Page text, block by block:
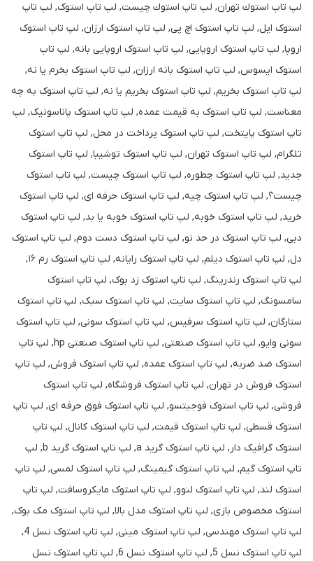
لپ تاپ استوك تهران, لپ تاپ استوك چيست, لپ تاپ استوک, لپ تاپ
استوک اپل, لپ تاپ استوک اچ پی, لپ تاپ استوک ارزان, لپ تاپ استوک
اروپا, لپ تاپ استوک اروپایی, لپ تاپ استوک اروپایی بانه, لپ تاپ
استوک ایسوس, لپ تاپ استوک بانه ارزان, لپ تاپ استوک بخرم یا نه,
لپ تاپ استوک بخریم, لپ تاپ استوک بخریم یا نه, لپ تاپ استوک به چه
معناست, لپ تاپ استوک به قیمت عمده, لپ تاپ استوک پاناسونیک, لپ
تاپ استوک پایتخت, لپ تاپ استوک پرداخت در محل, لپ تاپ استوک
تلگرام, لپ تاپ استوک تهران, لپ تاپ استوک توشیبا, لپ تاپ استوک
جدید, لپ تاپ استوک چطوره, لپ تاپ استوک چیست, لپ تاپ استوک
چیست؟, لپ تاپ استوک چیه, لپ تاپ استوک حرفه ای, لپ تاپ استوک
خرید, لپ تاپ استوک خوبه, لپ تاپ استوک خوبه یا بد, لپ تاپ استوک
دبی, لپ تاپ استوک در حد نو, لپ تاپ استوک دست دوم, لپ تاپ استوک
دل, لپ تاپ استوک دیلم, لپ تاپ استوک رایانه, لپ تاپ استوک رم ۱۶,
لپ تاپ استوک رندرینگ, لپ تاپ استوک زد بوک, لپ تاپ استوک
سامسونگ, لپ تاپ استوک سایت, لپ تاپ استوک سبک, لپ تاپ استوک
ستارگان, لپ تاپ استوک سرفیس, لپ تاپ استوک سونی, لپ تاپ استوک
سونی وایو, لپ تاپ استوک صنعتی, لپ تاپ استوک صنعتی hp, لپ تاپ
استوک ضد ضربه, لپ تاپ استوک عمده, لپ تاپ استوک فروش, لپ تاپ
استوک فروش در تهران, لپ تاپ استوک فروشگاه, لپ تاپ استوک
فروشی, لپ تاپ استوک فوجیتسو, لپ تاپ استوک فوق حرفه ای, لپ تاپ
استوک قسطی, لپ تاپ استوک قیمت, لپ تاپ استوک کانال, لپ تاپ
استوک گرافیک دار, لپ تاپ استوک گرید a, لپ تاپ استوک گرید b, لپ
تاپ استوک گیم, لپ تاپ استوک گیمینگ, لپ تاپ استوک لمسی, لپ تاپ
استوک لند, لپ تاپ استوک لنوو, لپ تاپ استوک مایکروسافت, لپ تاپ
استوک مخصوص بازی, لپ تاپ استوک مدل بالا, لپ تاپ استوک مک بوک,
لپ تاپ استوک مهندسی, لپ تاپ استوک مینی, لپ تاپ استوک نسل 4,
لپ تاپ استوک نسل 5, لپ تاپ استوک نسل 6, لپ تاپ استوک نسل